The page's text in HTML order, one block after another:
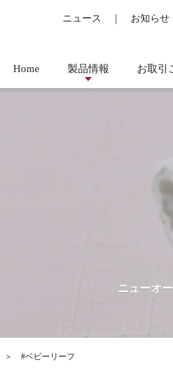
ニュース お知らせ
Home 製品情報 お取引
ニューオ
＞ #ベビーリーフ